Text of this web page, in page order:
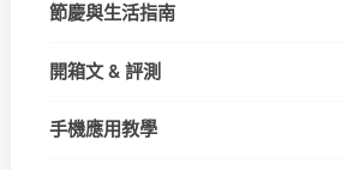
節慶與生活指南
開箱文 & 評測
手機應用教學